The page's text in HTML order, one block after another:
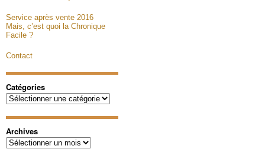
Service après vente 2016
Mais, c’est quoi la Chronique
Facile ?
Contact
Catégories
Catégories
Archives
Archives